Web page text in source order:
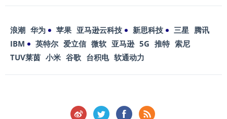
浪潮 华为 苹果 亚马逊云科技 新思科技 三星 腾讯
IBM
英特尔 爱立信 微软 亚马逊 5G 推特 索尼
TUV莱茵 小米 谷歌 台积电 软通动力